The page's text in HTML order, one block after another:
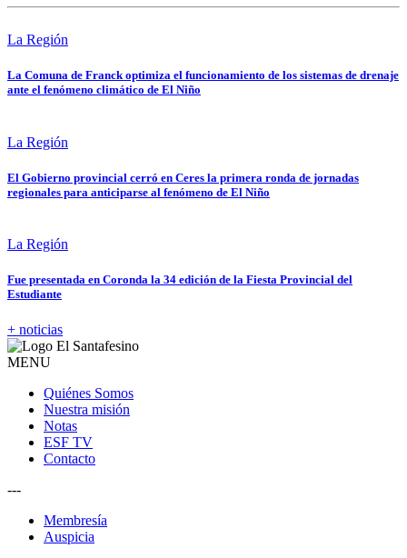
La Región
La Comuna de Franck optimiza el funcionamiento de los sistemas de drenaje
ante el fenómeno climático de El Niño
La Región
El Gobierno provincial cerró en Ceres la primera ronda de jornadas
regionales para anticiparse al fenómeno de El Niño
La Región
Fue presentada en Coronda la 34 edición de la Fiesta Provincial del
Estudiante
+ noticias
MENU
Quiénes Somos
Nuestra misión
Notas
ESF TV
Contacto
---
Membresía
Auspicia